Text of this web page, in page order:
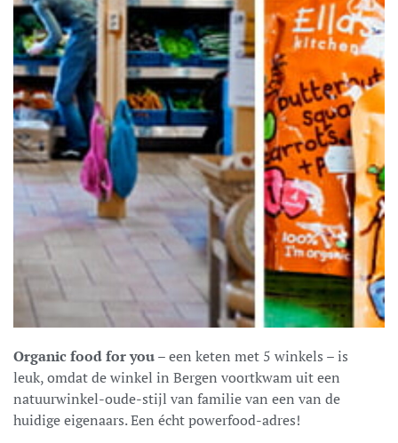
Organic food for you– een keten met 5 winkels – is
leuk, omdat de winkel in Bergen voortkwam uit een
natuurwinkel-oude-stijl van familie van een van de
huidige eigenaars. Een écht powerfood-adres!